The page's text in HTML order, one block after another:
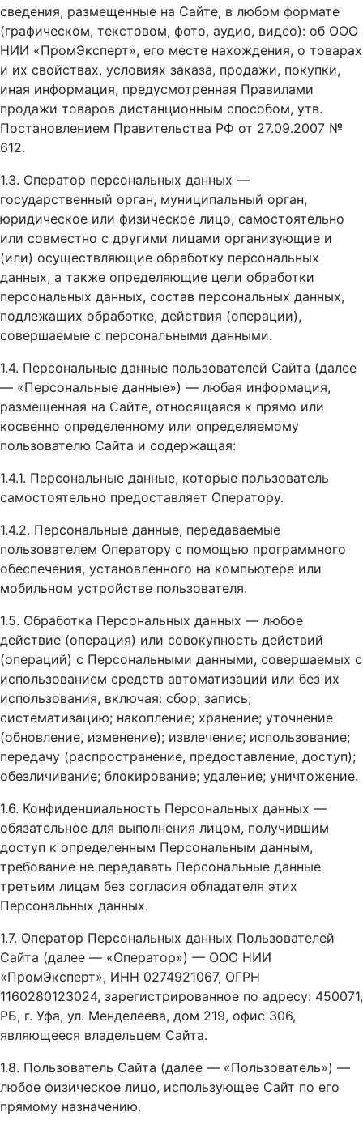
сведения, размещенные на Сайте, в любом формате
(графическом, текстовом, фото, аудио, видео): об ООО
НИИ «ПромЭксперт», его месте нахождения, о товарах
и их свойствах, условиях заказа, продажи, покупки,
иная информация, предусмотренная Правилами
продажи товаров дистанционным способом, утв.
Постановлением Правительства РФ от 27.09.2007 №
612.
1.3. Оператор персональных данных —
государственный орган, муниципальный орган,
юридическое или физическое лицо, самостоятельно
или совместно с другими лицами организующие и
(или) осуществляющие обработку персональных
данных, а также определяющие цели обработки
персональных данных, состав персональных данных,
подлежащих обработке, действия (операции),
совершаемые с персональными данными.
1.4. Персональные данные пользователей Сайта (далее
— «Персональные данные») — любая информация,
размещенная на Сайте, относящаяся к прямо или
косвенно определенному или определяемому
пользователю Сайта и содержащая:
1.4.1. Персональные данные, которые пользователь
самостоятельно предоставляет Оператору.
1.4.2. Персональные данные, передаваемые
пользователем Оператору с помощью программного
обеспечения, установленного на компьютере или
мобильном устройстве пользователя.
1.5. Обработка Персональных данных — любое
действие (операция) или совокупность действий
(операций) с Персональными данными, совершаемых с
использованием средств автоматизации или без их
использования, включая: сбор; запись;
систематизацию; накопление; хранение; уточнение
(обновление, изменение); извлечение; использование;
передачу (распространение, предоставление, доступ);
обезличивание; блокирование; удаление; уничтожение.
1.6. Конфиденциальность Персональных данных —
обязательное для выполнения лицом, получившим
доступ к определенным Персональным данным,
требование не передавать Персональные данные
третьим лицам без согласия обладателя этих
Персональных данных.
1.7. Оператор Персональных данных Пользователей
Сайта (далее — «Оператор») — ООО НИИ
«ПромЭксперт», ИНН 0274921067, ОГРН
1160280123024, зарегистрированное по адресу: 450071,
РБ, г. Уфа, ул. Менделеева, дом 219, офис 306,
являющееся владельцем Сайта.
1.8. Пользователь Сайта (далее — «Пользователь») —
любое физическое лицо, использующее Сайт по его
прямому назначению.